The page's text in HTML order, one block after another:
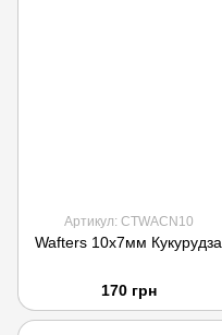
Артикул: CTWACN10
Wafters 10x7мм Кукурудза
170 грн